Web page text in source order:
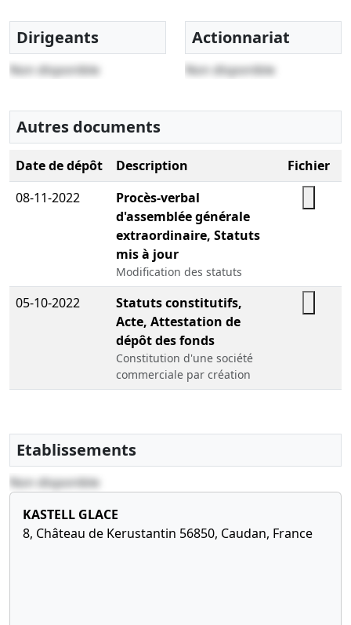
Dirigeants
Non disponible
Actionnariat
Non disponible
Autres documents
Date de dépôt Description
Fichier
08-11-2022
Procès-verbal
d'assemblée générale
extraordinaire, Statuts
mis à jour
Modification des statuts
05-10-2022
Statuts constitutifs,
Acte, Attestation de
dépôt des fonds
Constitution d'une société
commerciale par création
Etablissements
Non disponible
KASTELL GLACE
8, Château de Kerustantin 56850, Caudan, France